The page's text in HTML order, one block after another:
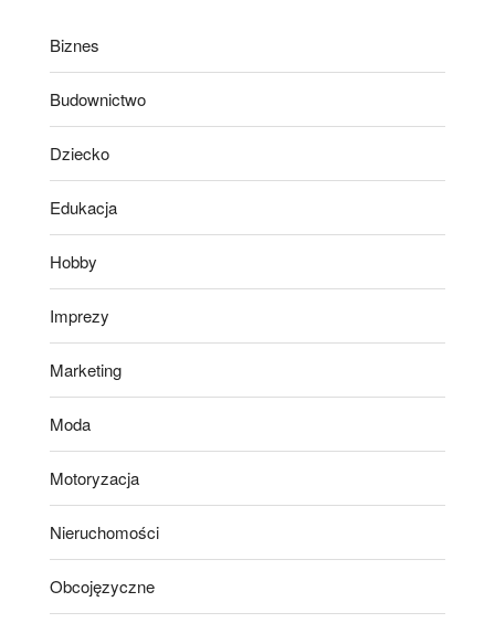
Biznes
Budownictwo
Dziecko
Edukacja
Hobby
Imprezy
Marketing
Moda
Motoryzacja
Nieruchomości
Obcojęzyczne